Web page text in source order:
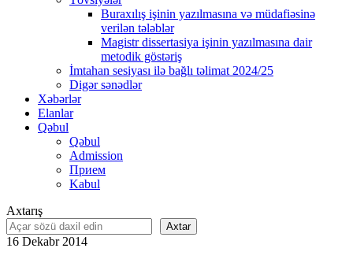
Buraxılış işinin yazılmasına və müdafiəsinə
verilən tələblər
Magistr dissertasiya işinin yazılmasına dair
metodik göstəriş
İmtahan sesiyası ilə bağlı təlimat 2024/25
Digər sənədlər
Xəbərlər
Elanlar
Qəbul
Qəbul
Admission
Прием
Kabul
Axtarış
Axtar
16 Dekabr 2014